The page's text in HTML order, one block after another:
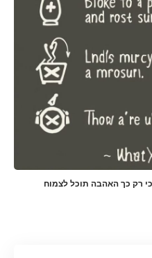
רק כך האהבה תוכל לצמוח